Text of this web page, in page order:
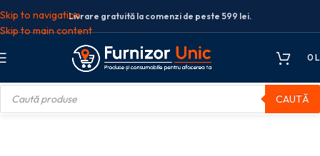
Skip to navigation
Skip to main content
Livrare gratuită la comenzi de peste 599 lei.
0
CAUTĂ
Hartie format mare